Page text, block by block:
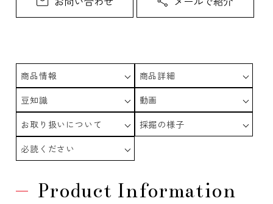
商品情報
商品詳細
豆知識
動画
お取り扱いについて
採掘の様子
必読ください
Product Information